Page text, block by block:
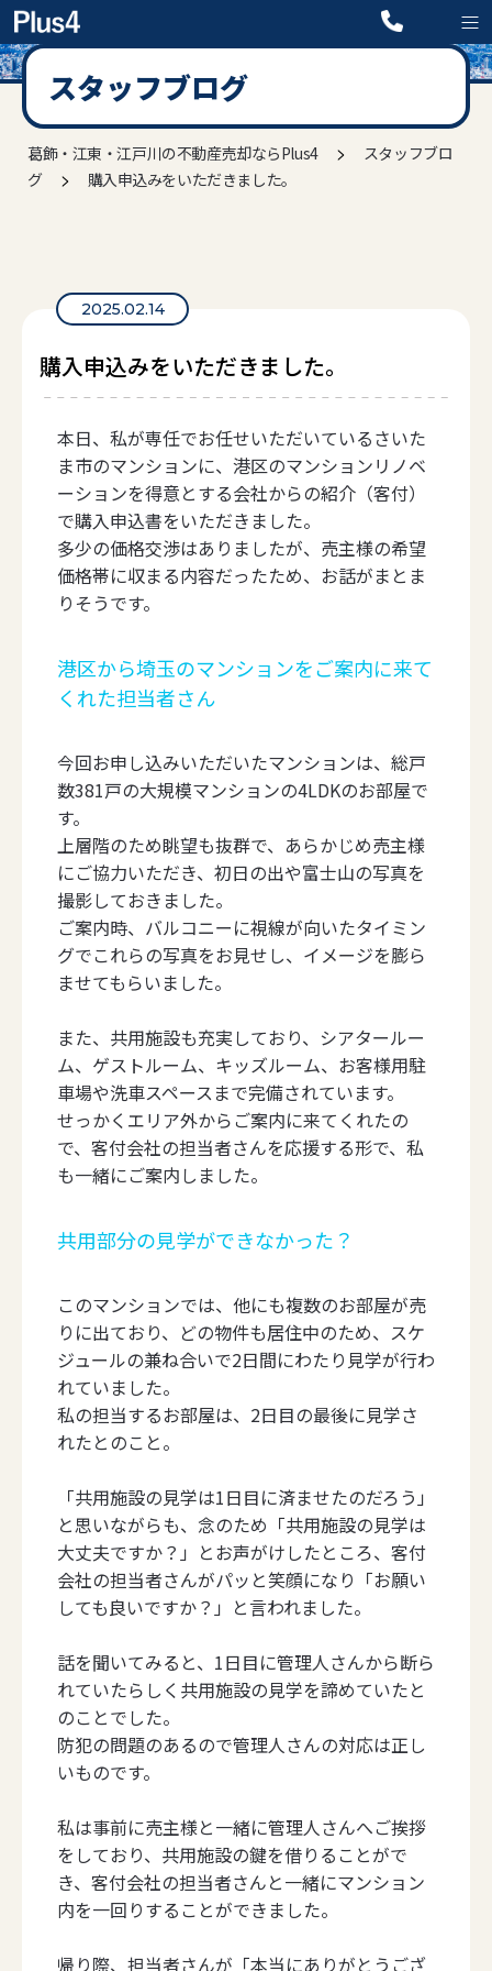
スタッフブログ
葛飾・江東・江戸川の不動産売却ならPlus4>
スタッフブロ
グ> 購入申込みをいただきました。
2025.02.14
購入申込みをいただきました。
本日、私が専任でお任せいただいているさいた
ま市のマンションに、港区のマンションリノベ
ーションを得意とする会社からの紹介（客付）
で購入申込書をいただきました。
多少の価格交渉はありましたが、売主様の希望
価格帯に収まる内容だったため、お話がまとま
りそうです。
港区から埼玉のマンションをご案内に来て
くれた担当者さん
今回お申し込みいただいたマンションは、総戸
数381戸の大規模マンションの4LDKのお部屋で
す。
上層階のため眺望も抜群で、あらかじめ売主様
にご協力いただき、初日の出や富士山の写真を
撮影しておきました。
ご案内時、バルコニーに視線が向いたタイミン
グでこれらの写真をお見せし、イメージを膨ら
ませてもらいました。
また、共用施設も充実しており、シアタールー
ム、ゲストルーム、キッズルーム、お客様用駐
車場や洗車スペースまで完備されています。
せっかくエリア外からご案内に来てくれたの
で、客付会社の担当者さんを応援する形で、私
も一緒にご案内しました。
共用部分の見学ができなかった？
このマンションでは、他にも複数のお部屋が売
りに出ており、どの物件も居住中のため、スケ
ジュールの兼ね合いで2日間にわたり見学が行わ
れていました。
私の担当するお部屋は、2日目の最後に見学さ
れたとのこと。
「共用施設の見学は1日目に済ませたのだろう」
と思いながらも、念のため「共用施設の見学は
大丈夫ですか？」とお声がけしたところ、客付
会社の担当者さんがパッと笑顔になり「お願い
しても良いですか？」と言われました。
話を聞いてみると、1日目に管理人さんから断ら
れていたらしく共用施設の見学を諦めていたと
のことでした。
防犯の問題のあるので管理人さんの対応は正し
いものです。
私は事前に売主様と一緒に管理人さんへご挨拶
をしており、共用施設の鍵を借りることがで
き、客付会社の担当者さんと一緒にマンション
内を一回りすることができました。
帰り際、担当者さんが「本当にありがとうござ